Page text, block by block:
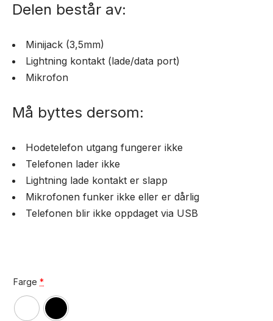
var:
kr 1.459.
Delen består av:
Minijack (3,5mm)
Lightning kontakt (lade/data port)
Mikrofon
Må byttes dersom:
Hodetelefon utgang fungerer ikke
Telefonen lader ikke
Lightning lade kontakt er slapp
Mikrofonen funker ikke eller er dårlig
Telefonen blir ikke oppdaget via USB
Farge *